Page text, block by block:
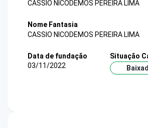
CASSIO NICODEMOS PEREIRA LIMA
Nome Fantasia
CASSIO NICODEMOS PEREIRA LIMA
Data de fundação
03/11/2022
Situação